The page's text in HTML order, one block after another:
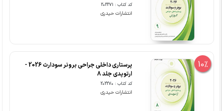
کد کتاب : 202271
انتشارات حیدری
10%
پرستاری داخلی جراحی برونر سودارث 2026 -
ارتوپدی جلد 8
کد کتاب : 202270
انتشارات حیدری